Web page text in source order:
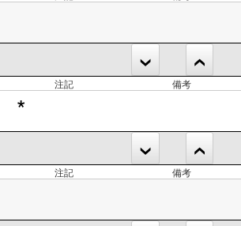
注記 備考
*
注記 備考